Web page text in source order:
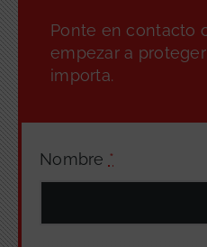
Nombre *
Ponte en contacto
empezar a
importa.